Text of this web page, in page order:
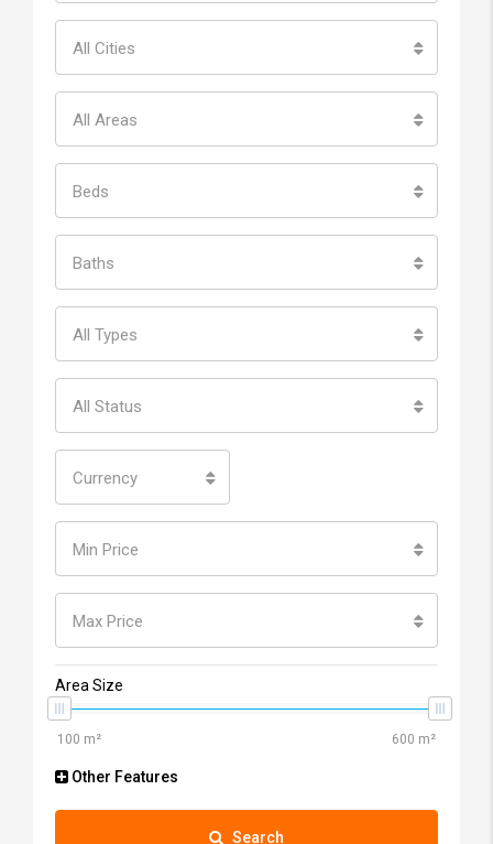
All Cities
All Areas
Beds
Baths
All Types
All Status
Currency
Min Price
Max Price
Area Size
Other Features
Search